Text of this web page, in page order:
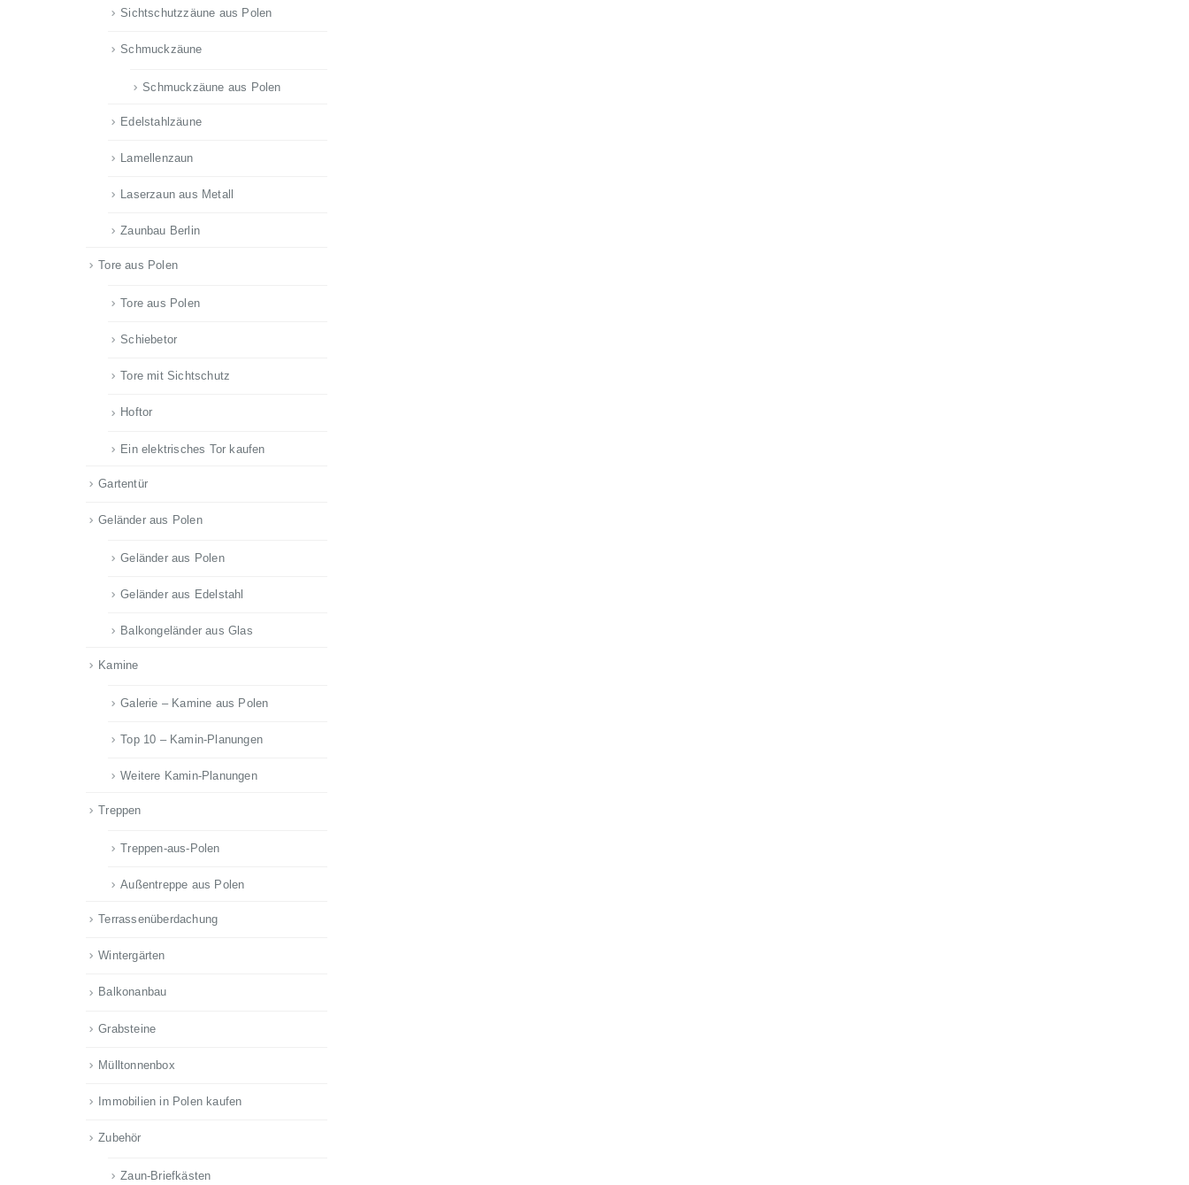
Sichtschutzzäune aus Polen
Schmuckzäune
Schmuckzäune aus Polen
Edelstahlzäune
Lamellenzaun
Laserzaun aus Metall
Zaunbau Berlin
Tore aus Polen
Tore aus Polen
Schiebetor
Tore mit Sichtschutz
Hoftor
Ein elektrisches Tor kaufen
Gartentür
Geländer aus Polen
Geländer aus Polen
Geländer aus Edelstahl
Balkongeländer aus Glas
Kamine
Galerie – Kamine aus Polen
Top 10 – Kamin-Planungen
Weitere Kamin-Planungen
Treppen
Treppen-aus-Polen
Außentreppe aus Polen
Terrassenüberdachung
Wintergärten
Balkonanbau
Grabsteine
Mülltonnenbox
Immobilien in Polen kaufen
Zubehör
Zaun-Briefkästen